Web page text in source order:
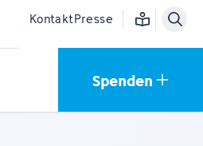
KontaktPresse Einfache
Spenden